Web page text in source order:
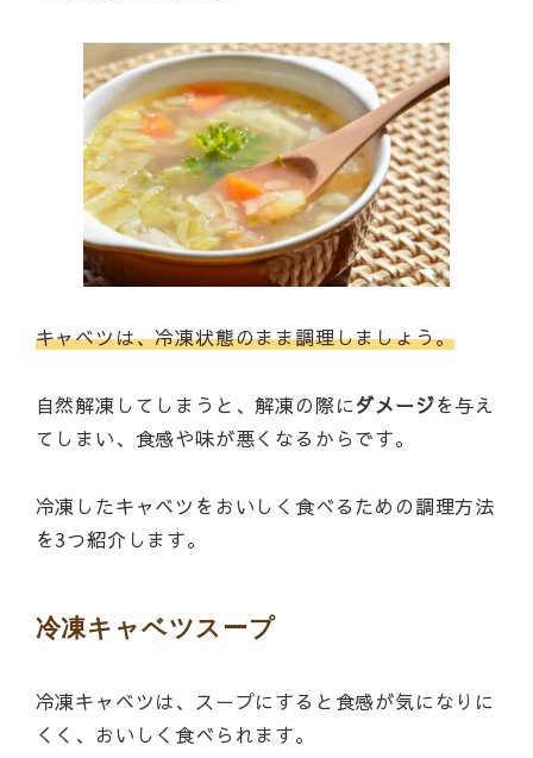
キャベツは、冷凍状態のまま調理しましょう。
自然解凍してしまうと、解凍の際にダメージを与え
てしまい、食感や味が悪くなるからです。
冷凍したキャベツをおいしく食べるための調理方法
を3つ紹介します。
冷凍キャベツスープ
冷凍キャベツは、スープにすると食感が気になりに
くく、おいしく食べられます。